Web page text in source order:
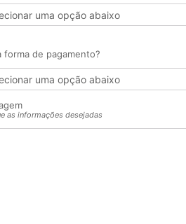
forma de pagamento?
as informações desejadas